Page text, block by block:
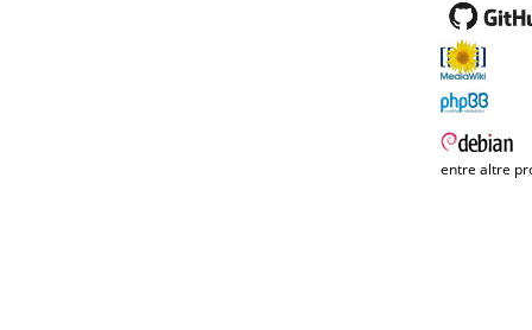
entre altre